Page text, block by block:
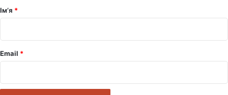
р
*
Ім’я *
Email *